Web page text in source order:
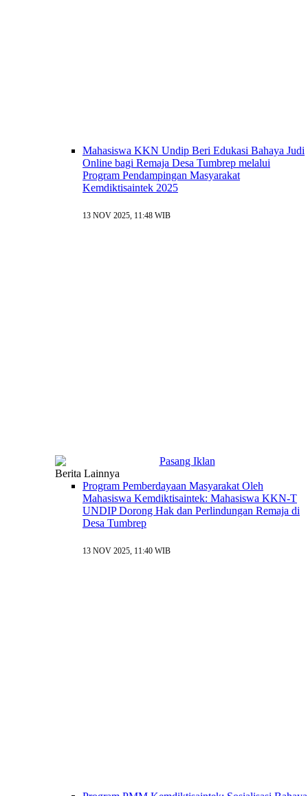
Mahasiswa KKN Undip Beri Edukasi Bahaya Judi
Online bagi Remaja Desa Tumbrep melalui
Program Pendampingan Masyarakat
Kemdiktisaintek 2025
13 NOV 2025, 11:48 WIB
Berita Lainnya
Program Pemberdayaan Masyarakat Oleh
Mahasiswa Kemdiktisaintek: Mahasiswa KKN-T
UNDIP Dorong Hak dan Perlindungan Remaja di
Desa Tumbrep
13 NOV 2025, 11:40 WIB